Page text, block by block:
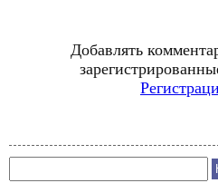
Добавлять